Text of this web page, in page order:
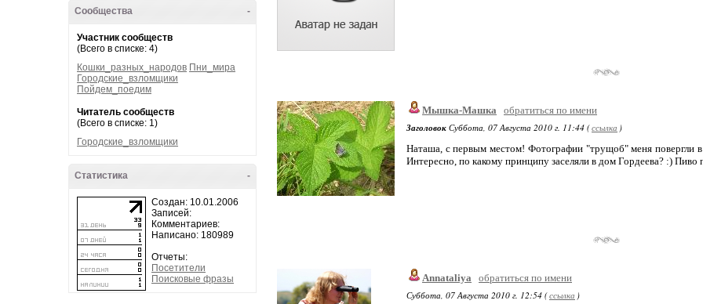
-
Сообщества
Участник сообществ
(Всего в списке: 4)
Кошки_разных_народов Пни_мира
Городские_взломщики
Пойдем_поедим
Читатель сообществ
(Всего в списке: 1)
Городские_взломщики
-
Статистика
Создан: 10.01.2006
Записей:
Комментариев:
Написано: 180989
Отчеты:
Посетители
Поисковые фразы
Мышка-Машка обратиться по имени
Заголовок Суббота, 07 Августа 2010 г. 11:44 (ссылка )
Наташа, с первым местом! Фотографии "трущоб" меня повергли
Интересно, по какому принципу заселяли в дом Гордеева? :) Пиво
Annataliya
обратиться по имени
Суббота, 07 Августа 2010 г. 12:54 (ссылка )